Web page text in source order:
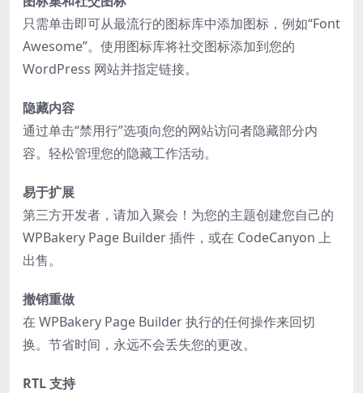
只需单击即可从最流行的图标库中添加图标，例如“Font
Awesome”。使用图标库将社交图标添加到您的
WordPress 网站并指定链接。
隐藏内容
通过单击“禁用行”选项向您的网站访问者隐藏部分内
容。轻松管理您的隐藏工作活动。
易于扩展
第三方开发者，请加入聚会！为您的主题创建您自己的
WPBakery Page Builder 插件，或在 CodeCanyon 上
出售。
撤销重做
在 WPBakery Page Builder 执行的任何操作来回切
换。节省时间，永远不会丢失您的更改。
RTL 支持